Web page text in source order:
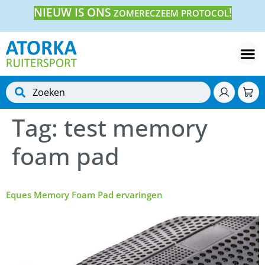
NIEUW IS ONS ZOMERECZEEM PROTOCOL!
Tag: test memory
foam pad
Eques Memory Foam Pad ervaringen